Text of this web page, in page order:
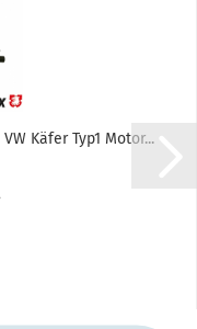
Käfer Typ1 Motor...